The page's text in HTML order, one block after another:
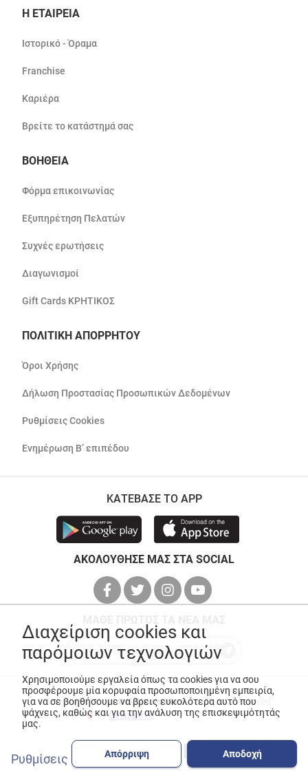
Η ΕΤΑΙΡΕΙΑ
Ιστορικό - Όραμα
Franchise
Καριέρα
Βρείτε το κατάστημά σας
ΒΟΗΘΕΙΑ
Φόρμα επικοινωνίας
Εξυπηρέτηση Πελατών
Συχνές ερωτήσεις
Διαγωνισμοί
Gift Cards ΚΡΗΤΙΚΟΣ
ΠΟΛΙΤΙΚΗ ΑΠΟΡΡΗΤΟΥ
Όροι Χρήσης
Δήλωση Προστασίας Προσωπικών Δεδομένων
Ρυθμίσεις Cookies
Ενημέρωση Β’ επιπέδου
ΚΑΤΕΒΑΣΕ ΤΟ APP
ΑΚΟΛΟΥΘΗΣΕ ΜΑΣ ΣΤΑ SOCIAL
© Copyright 2026ANEDIK Kritikos. All Rights Reserved
Made with
byDesquared
Διαχείριση cookies και
παρόμοιων τεχνολογιών
Χρησιμοποιούμε εργαλεία όπως τα cookies για να σου
προσφέρουμε μία κορυφαία προσωποποιημένη εμπειρία,
για να σε βοηθήσουμε να βρεις ευκολότερα αυτό που
ψάχνεις, καθώς και για την ανάλυση της επισκεψιμότητάς
μας.
Ρυθμίσεις Απόρριψη Αποδοχή